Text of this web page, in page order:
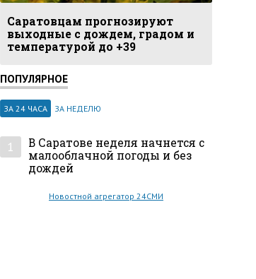
Саратовцам прогнозируют
выходные с дождем, градом и
температурой до +39
ПОПУЛЯРНОЕ
ЗА 24 ЧАСА ЗА НЕДЕЛЮ
1
В Саратове неделя начнется с
малооблачной погоды и без
дождей
Новостной агрегатор 24СМИ